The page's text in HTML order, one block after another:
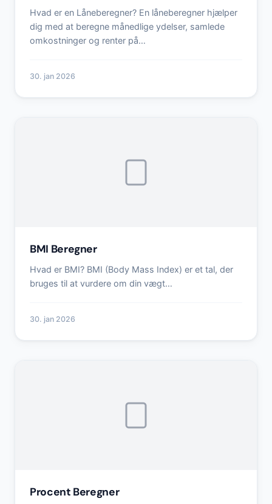
Hvad er en Låneberegner? En låneberegner hjælper
dig med at beregne månedlige ydelser, samlede
omkostninger og renter på…
30. jan 2026
BMI Beregner
Hvad er BMI? BMI (Body Mass Index) er et tal, der
bruges til at vurdere om din vægt…
30. jan 2026
Procent Beregner